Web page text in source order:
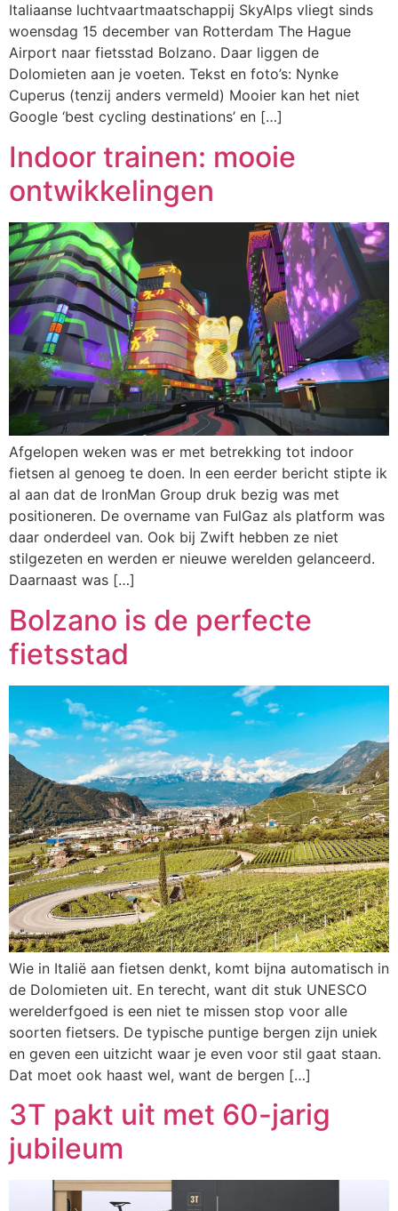
Italiaanse luchtvaartmaatschappij SkyAlps vliegt sinds
woensdag 15 december van Rotterdam The Hague
Airport naar fietsstad Bolzano. Daar liggen de
Dolomieten aan je voeten. Tekst en foto’s: Nynke
Cuperus (tenzij anders vermeld) Mooier kan het niet
Google ‘best cycling destinations’ en […]
Indoor trainen: mooie
ontwikkelingen
Afgelopen weken was er met betrekking tot indoor
fietsen al genoeg te doen. In een eerder bericht stipte ik
al aan dat de IronMan Group druk bezig was met
positioneren. De overname van FulGaz als platform was
daar onderdeel van. Ook bij Zwift hebben ze niet
stilgezeten en werden er nieuwe werelden gelanceerd.
Daarnaast was […]
Bolzano is de perfecte
fietsstad
Wie in Italië aan fietsen denkt, komt bijna automatisch in
de Dolomieten uit. En terecht, want dit stuk UNESCO
werelderfgoed is een niet te missen stop voor alle
soorten fietsers. De typische puntige bergen zijn uniek
en geven een uitzicht waar je even voor stil gaat staan.
Dat moet ook haast wel, want de bergen […]
3T pakt uit met 60-jarig
jubileum